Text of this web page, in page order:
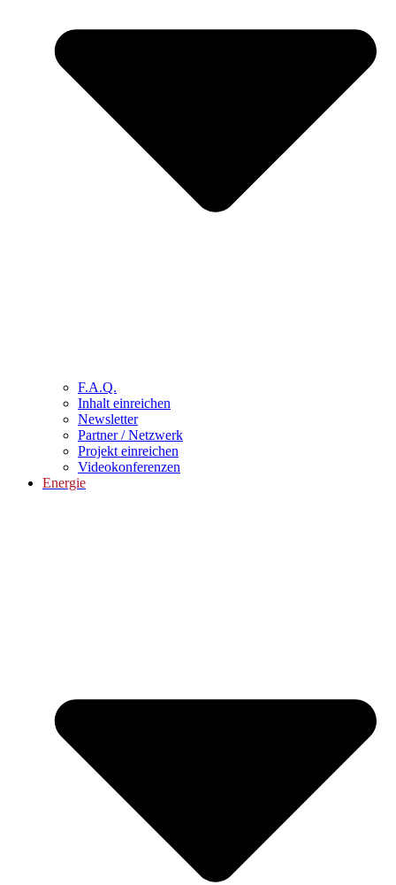
F.A.Q.
Inhalt einreichen
Newsletter
Partner / Netzwerk
Projekt einreichen
Videokonferenzen
Energie